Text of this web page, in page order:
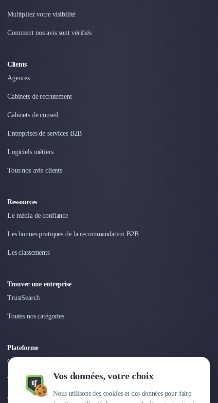
Vos données, votre choix
Nous utilisons des cookies et des données pour faire
Multipliez votre visibilité
Comment nos avis sont vérifiés
Clients
Agences
Cabinets de recrutement
Cabinets de conseil
Entreprises de services B2B
Logiciels métiers
Tous nos avis clients
Ressources
Le média de confiance
Les bonnes pratiques de la recommandation B2B
Les classements
Trouver une entreprise
TrustSearch
Toutes nos catégories
Plateforme
Connexion
Tarifs
Centre d'aide